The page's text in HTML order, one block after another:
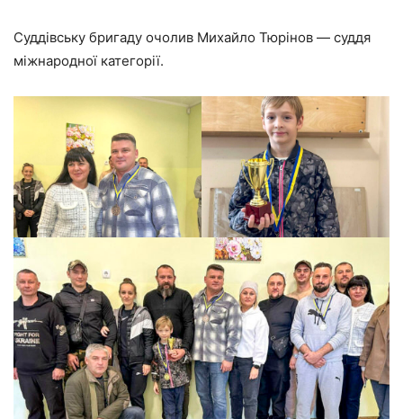
Суддівську бригаду очолив Михайло Тюрінов ― суддя
міжнародної категорії.